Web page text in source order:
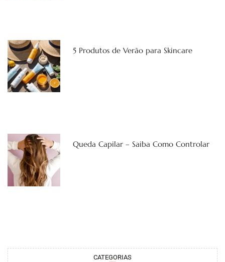
5 Produtos de Verão para Skincare
Queda Capilar – Saiba Como Controlar
CATEGORIAS